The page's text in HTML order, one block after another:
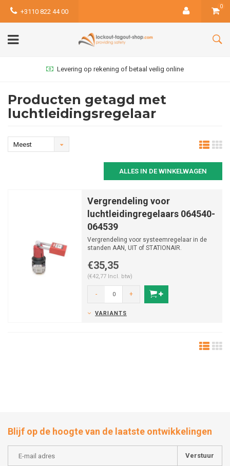
+3110 822 44 00
0
Levering op rekening of betaal veilig online
Producten getagd met
luchtleidingsregelaar
Meest
ALLES IN DE WINKELWAGEN
Vergrendeling voor
luchtleidingregelaars 064540-
064539
Vergrendeling voor systeemregelaar in de
standen AAN, UIT of STATIONAIR.
€35,35
(€42,77 Incl. btw)
- +
VARIANTS
Blijf op de hoogte van de laatste ontwikkelingen
Verstuur